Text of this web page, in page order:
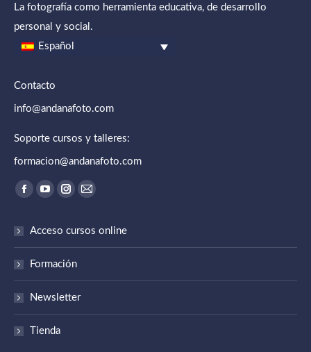
La fotografía como herramienta educativa, de desarrollo
personal y social.
Español
Contacto
info@andanafoto.com
Soporte cursos y talleres:
formacion@andanafoto.com
Encuéntranos en:
Abrir enlace en una nueva ventana/pestaña
Abrir enlace en una nueva ventana/pestaña
Abrir enlace en una nueva ventana/pestaña
Abrir enlace en una nueva ventana/pestaña
Acceso cursos online
Formación
Newsletter
Tienda